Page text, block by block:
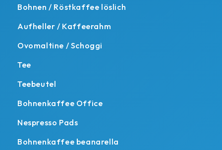
Bohnen / Röstkaffee löslich
Aufheller / Kaffeerahm
Ovomaltine / Schoggi
Tee
Teebeutel
Bohnenkaffee Office
Nespresso Pads
Bohnenkaffee beanarella